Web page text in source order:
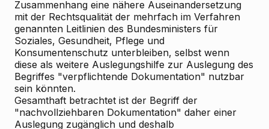
Zusammenhang eine nähere Auseinandersetzung
mit der Rechtsqualität der mehrfach im Verfahren
genannten Leitlinien des Bundesministers für
Soziales, Gesundheit, Pflege und
Konsumentenschutz unterbleiben, selbst wenn
diese als weitere Auslegungshilfe zur Auslegung des
Begriffes "verpflichtende Dokumentation" nutzbar
sein könnten.
Gesamthaft betrachtet ist der Begriff der
"nachvollziehbaren Dokumentation" daher einer
Auslegung zugänglich und deshalb